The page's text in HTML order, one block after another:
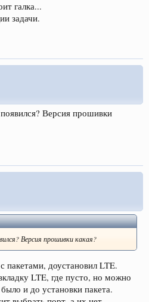
галка...
задачи.
Версия прошивки
Версия прошивки какая?
пакетами, доустановил LTE.
LTE, где пусто, но можно
и до установки пакета.